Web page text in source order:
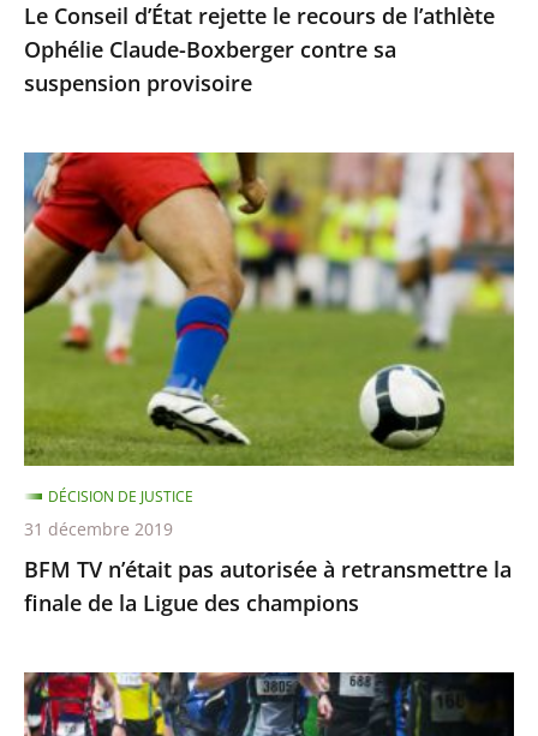
sa
suspension
provisoire
Le Conseil d’État rejette le recours de l’athlète
Ophélie Claude-Boxberger contre sa
suspension provisoire
BFM
TV
n’était
pas
autorisée
retransmettre
la
finale
de
la
Ligue
des
champions
BFM TV n’était pas autorisée à retransmettre la
finale de la Ligue des champions
DÉCISION DE JUSTICE
31 décembre 2019
Suspension
provisoire